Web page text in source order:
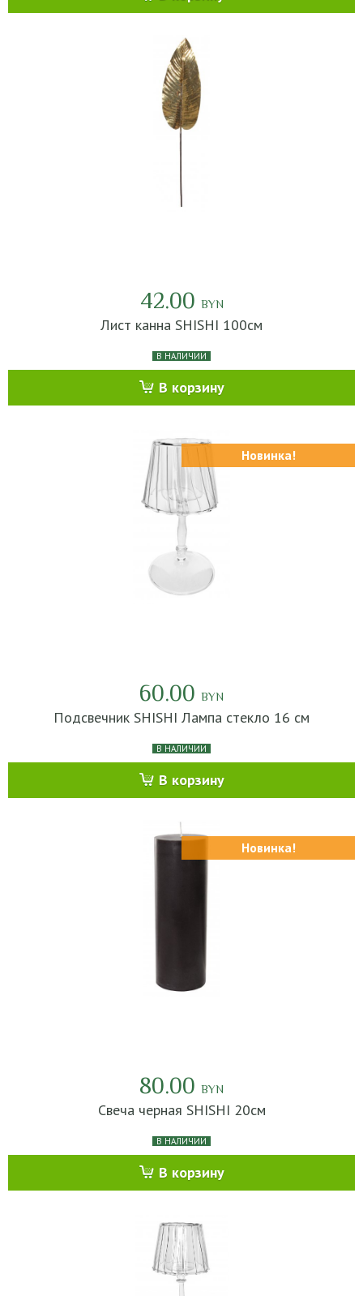
42.00 BYN
Лист канна SHISHI 100см
В НАЛИЧИИ
В корзину
Новинка!
60.00 BYN
Подсвечник SHISHI Лампа стекло 16 см
В НАЛИЧИИ
В корзину
Новинка!
80.00 BYN
Свеча черная SHISHI 20см
В НАЛИЧИИ
В корзину